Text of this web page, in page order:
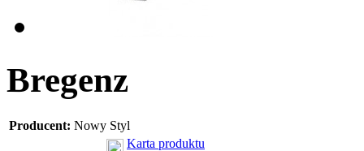
Bregenz
Producent: Nowy Styl
Karta produktu